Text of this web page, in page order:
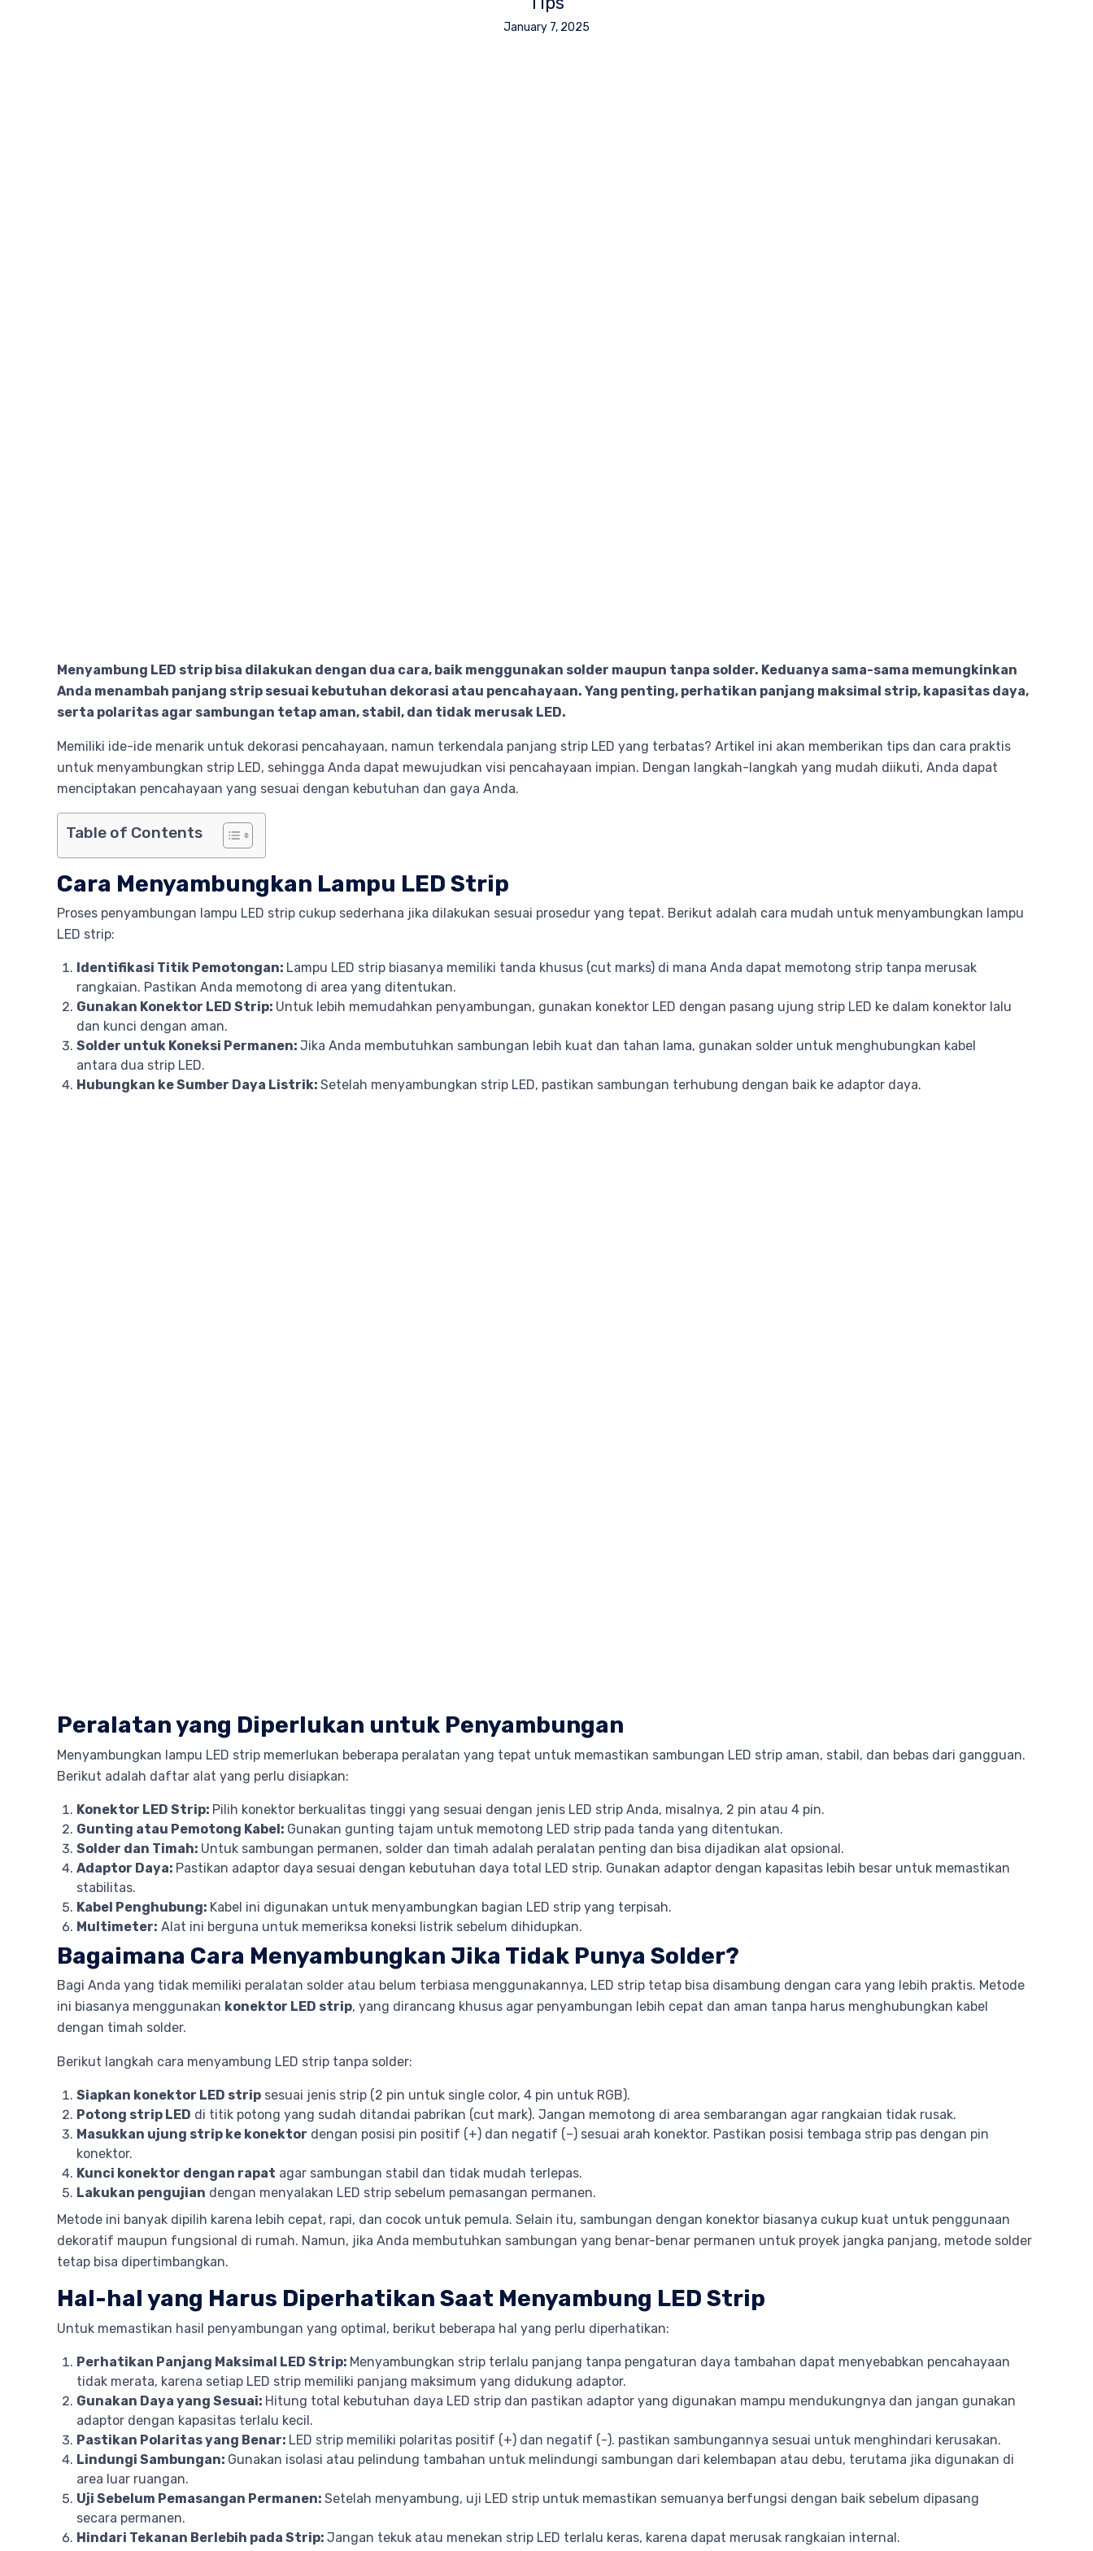
January 7, 2025
Menyambung LED strip bisa dilakukan dengan dua cara, baik menggunakan solder maupun tanpa solder. Keduanya sama-sama memungkinkan
Anda menambah panjang strip sesuai kebutuhan dekorasi atau pencahayaan. Yang penting, perhatikan panjang maksimal strip, kapasitas daya,
serta polaritas agar sambungan tetap aman, stabil, dan tidak merusak LED.
Memiliki ide-ide menarik untuk dekorasi pencahayaan, namun terkendala panjang strip LED yang terbatas? Artikel ini akan memberikan tips dan cara praktis
untuk menyambungkan strip LED, sehingga Anda dapat mewujudkan visi pencahayaan impian. Dengan langkah-langkah yang mudah diikuti, Anda dapat
menciptakan pencahayaan yang sesuai dengan kebutuhan dan gaya Anda.
Table of Contents
Cara Menyambungkan Lampu LED Strip
Proses penyambungan lampu LED strip cukup sederhana jika dilakukan sesuai prosedur yang tepat. Berikut adalah cara mudah untuk menyambungkan lampu
LED strip:
Identifikasi Titik Pemotongan: Lampu LED strip biasanya memiliki tanda khusus (cut marks) di mana Anda dapat memotong strip tanpa merusak
rangkaian. Pastikan Anda memotong di area yang ditentukan.
Gunakan Konektor LED Strip: Untuk lebih memudahkan penyambungan, gunakan konektor LED dengan pasang ujung strip LED ke dalam konektor lalu
dan kunci dengan aman.
Solder untuk Koneksi Permanen: Jika Anda membutuhkan sambungan lebih kuat dan tahan lama, gunakan solder untuk menghubungkan kabel
antara dua strip LED.
Hubungkan ke Sumber Daya Listrik: Setelah menyambungkan strip LED, pastikan sambungan terhubung dengan baik ke adaptor daya.
Peralatan yang Diperlukan untuk Penyambungan
Menyambungkan lampu LED strip memerlukan beberapa peralatan yang tepat untuk memastikan sambungan LED strip aman, stabil, dan bebas dari gangguan.
Berikut adalah daftar alat yang perlu disiapkan:
Konektor LED Strip: Pilih konektor berkualitas tinggi yang sesuai dengan jenis LED strip Anda, misalnya, 2 pin atau 4 pin.
Gunting atau Pemotong Kabel: Gunakan gunting tajam untuk memotong LED strip pada tanda yang ditentukan.
Solder dan Timah: Untuk sambungan permanen, solder dan timah adalah peralatan penting dan bisa dijadikan alat opsional.
Adaptor Daya: Pastikan adaptor daya sesuai dengan kebutuhan daya total LED strip. Gunakan adaptor dengan kapasitas lebih besar untuk memastikan
stabilitas.
Kabel Penghubung: Kabel ini digunakan untuk menyambungkan bagian LED strip yang terpisah.
Multimeter: Alat ini berguna untuk memeriksa koneksi listrik sebelum dihidupkan.
Bagaimana Cara Menyambungkan Jika Tidak Punya Solder?
Bagi Anda yang tidak memiliki peralatan solder atau belum terbiasa menggunakannya, LED strip tetap bisa disambung dengan cara yang lebih praktis. Metode
ini biasanya menggunakan konektor LED strip, yang dirancang khusus agar penyambungan lebih cepat dan aman tanpa harus menghubungkan kabel
dengan timah solder.
Berikut langkah cara menyambung LED strip tanpa solder:
Siapkan konektor LED strip sesuai jenis strip (2 pin untuk single color, 4 pin untuk RGB).
Potong strip LED di titik potong yang sudah ditandai pabrikan (cut mark). Jangan memotong di area sembarangan agar rangkaian tidak rusak.
Masukkan ujung strip ke konektor dengan posisi pin positif (+) dan negatif (–) sesuai arah konektor. Pastikan posisi tembaga strip pas dengan pin
konektor.
Kunci konektor dengan rapat agar sambungan stabil dan tidak mudah terlepas.
Lakukan pengujian dengan menyalakan LED strip sebelum pemasangan permanen.
Metode ini banyak dipilih karena lebih cepat, rapi, dan cocok untuk pemula. Selain itu, sambungan dengan konektor biasanya cukup kuat untuk penggunaan
dekoratif maupun fungsional di rumah. Namun, jika Anda membutuhkan sambungan yang benar-benar permanen untuk proyek jangka panjang, metode solder
tetap bisa dipertimbangkan.
Hal-hal yang Harus Diperhatikan Saat Menyambung LED Strip
Untuk memastikan hasil penyambungan yang optimal, berikut beberapa hal yang perlu diperhatikan:
Perhatikan Panjang Maksimal LED Strip: Menyambungkan strip terlalu panjang tanpa pengaturan daya tambahan dapat menyebabkan pencahayaan
tidak merata, karena setiap LED strip memiliki panjang maksimum yang didukung adaptor.
Gunakan Daya yang Sesuai: Hitung total kebutuhan daya LED strip dan pastikan adaptor yang digunakan mampu mendukungnya dan jangan gunakan
adaptor dengan kapasitas terlalu kecil.
Pastikan Polaritas yang Benar: LED strip memiliki polaritas positif (+) dan negatif (-). pastikan sambungannya sesuai untuk menghindari kerusakan.
Lindungi Sambungan: Gunakan isolasi atau pelindung tambahan untuk melindungi sambungan dari kelembapan atau debu, terutama jika digunakan di
area luar ruangan.
Uji Sebelum Pemasangan Permanen: Setelah menyambung, uji LED strip untuk memastikan semuanya berfungsi dengan baik sebelum dipasang
secara permanen.
Hindari Tekanan Berlebih pada Strip: Jangan tekuk atau menekan strip LED terlalu keras, karena dapat merusak rangkaian internal.